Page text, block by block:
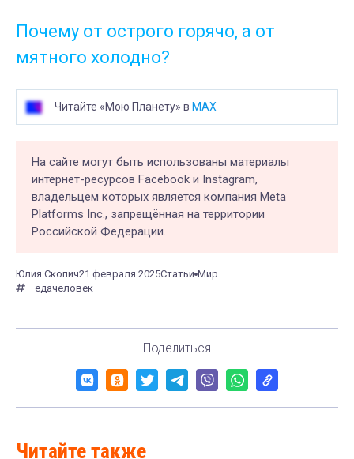
Почему от острого горячо, а от
мятного холодно?
Читайте «Мою Планету» в MAX
На сайте могут быть использованы материалы
интернет-ресурсов Facebook и Instagram,
владельцем которых является компания Meta
Platforms Inc., запрещённая на территории
Российской Федерации.
Юлия Скопич21 февраля 2025Статьи Мир
едачеловек
Поделиться
Читайте также